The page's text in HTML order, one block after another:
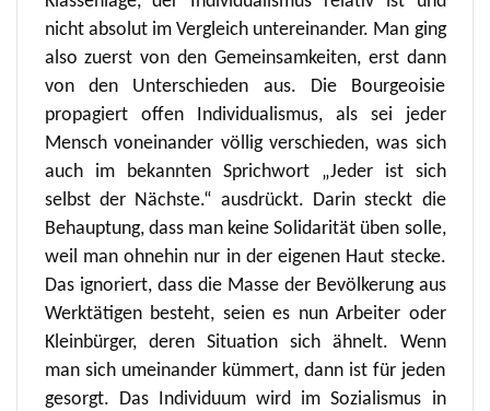
nicht absolut im Vergleich untereinander. Man ging
also zuerst von den Gemeinsamkeiten, erst dann
von den Unterschieden aus. Die Bourgeoisie
propagiert offen Individualismus, als sei jeder
Mensch voneinander völlig verschieden, was sich
auch im bekannten Sprichwort „Jeder ist sich
selbst der Nächste.“ ausdrückt. Darin steckt die
Behauptung, dass man keine Solidarität üben solle,
weil man ohnehin nur in der eigenen Haut stecke.
Das ignoriert, dass die Masse der Bevölkerung aus
Werktätigen besteht, seien es nun Arbeiter oder
Kleinbürger, deren Situation sich ähnelt. Wenn
man sich umeinander kümmert, dann ist für jeden
gesorgt. Das Individuum wird im Sozialismus in